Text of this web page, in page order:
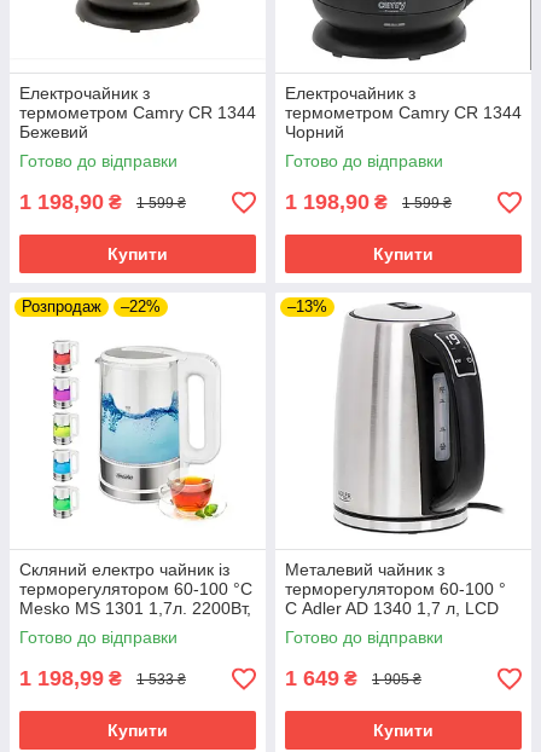
Електрочайник з
термометром Camry CR 1344
Бежевий
Готово до відправки
1 198,90 ₴ 1 599 ₴
Купити
Електрочайник з
термометром Camry CR 1344
Чорний
Готово до відправки
1 198,90 ₴ 1 599 ₴
Купити
Розпродаж –22%
Скляний електро чайник із
терморегулятором 60-100 °С
Mesko MS 1301 1,7л. 2200Вт,
Звуковий сигнал Білий
Готово до відправки
1 198,99 ₴ 1 533 ₴
Купити
–13%
Металевий чайник з
терморегулятором 60-100 °
С Adler AD 1340 1,7 л, LCD
дисплей, Підтримка
температури
Готово до відправки
1 649 ₴ 1 905 ₴
Купити